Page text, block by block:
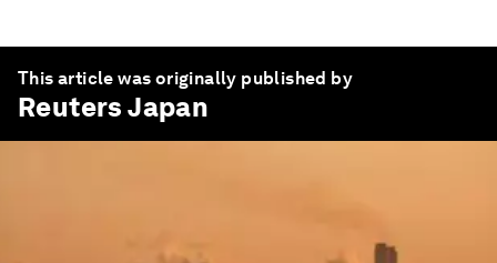
This article was originally published by
Reuters Japan